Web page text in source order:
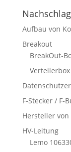
Aufbau von
Breakout
BreakOut-
Verteilerbox
F-Stecker / F-
Hersteller
HV-Leitung
Lemo